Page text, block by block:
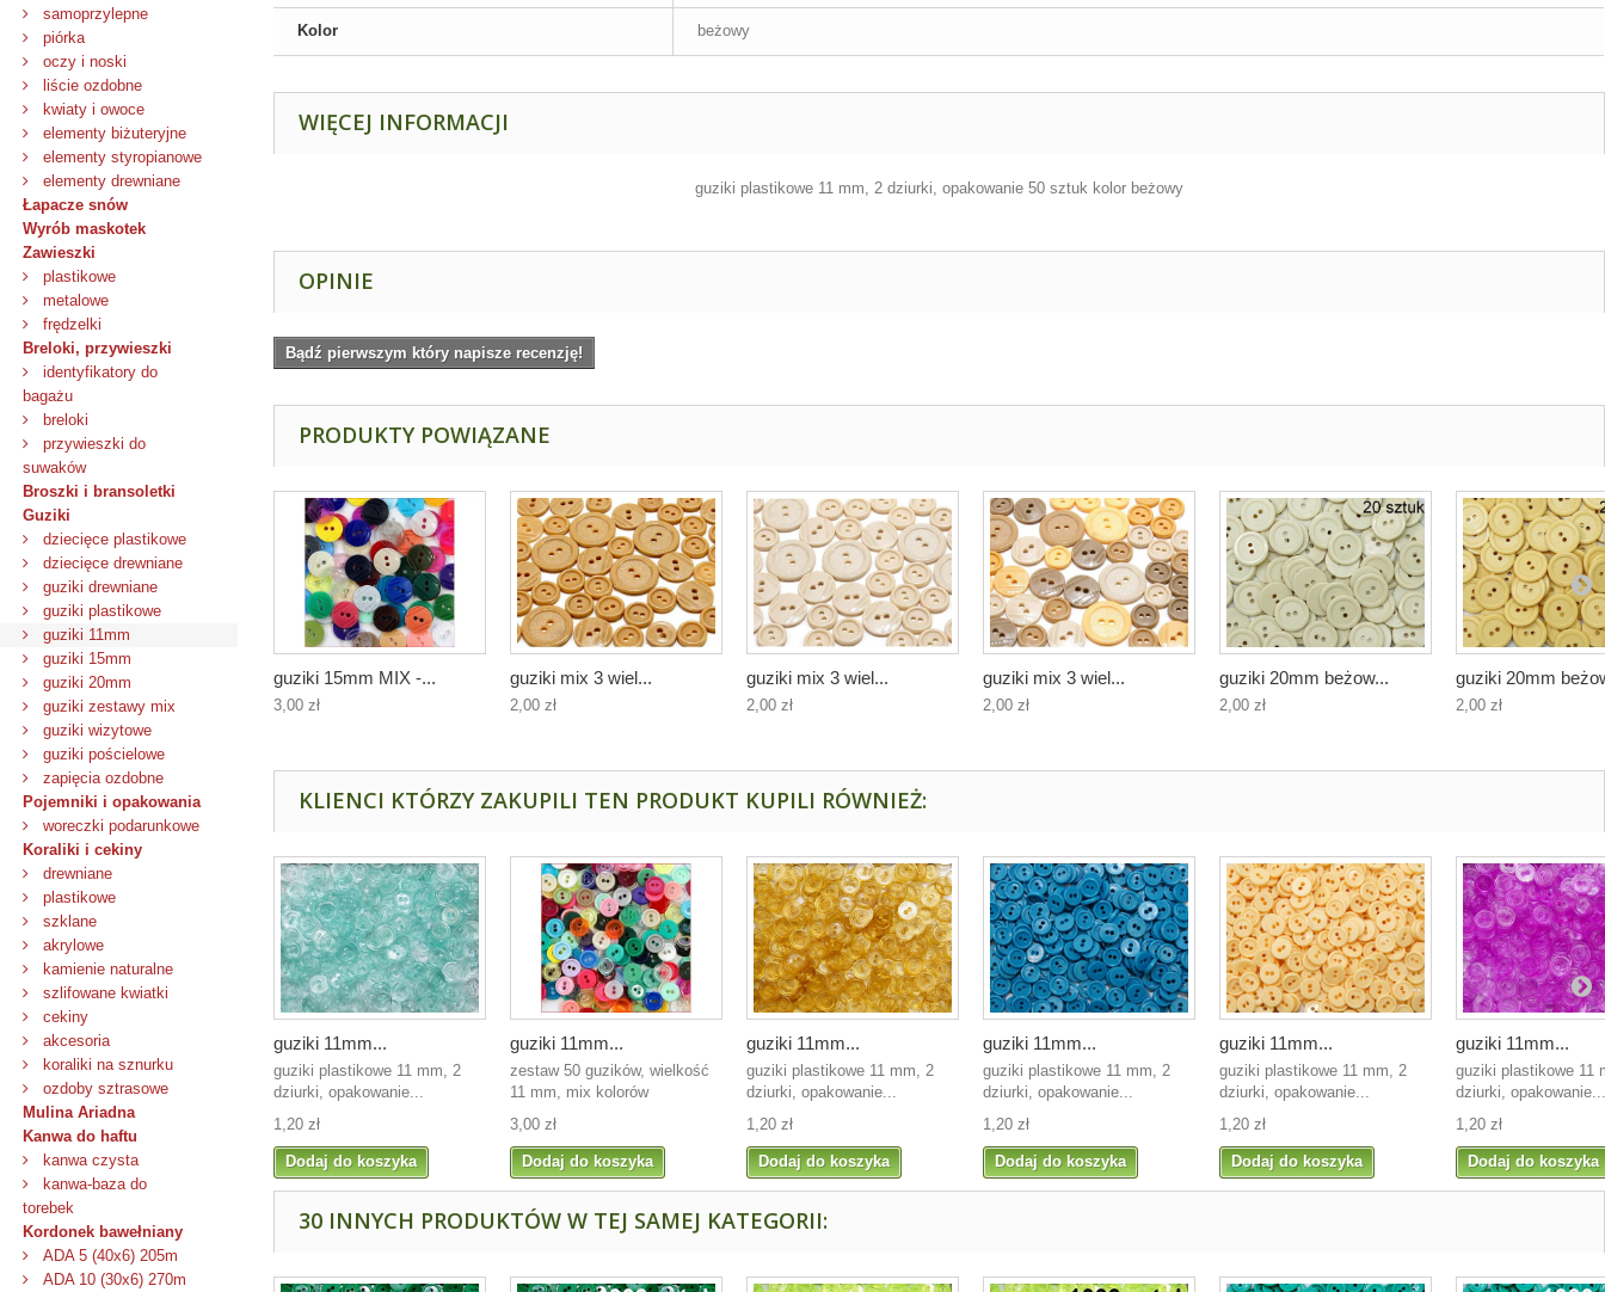
samoprzylepne
piórka
oczy i noski
liście ozdobne
kwiaty i owoce
elementy biżuteryjne
elementy styropianowe
elementy drewniane
Łapacze snów
Wyrób maskotek
Zawieszki
plastikowe
metalowe
frędzelki
Breloki, przywieszki
identyfikatory do
bagażu
breloki
przywieszki do
suwaków
Broszki i bransoletki
Guziki
dziecięce plastikowe
dziecięce drewniane
guziki drewniane
guziki plastikowe
guziki 11mm
guziki 15mm
guziki 20mm
guziki zestawy mix
guziki wizytowe
guziki pościelowe
zapięcia ozdobne
Pojemniki i opakowania
woreczki podarunkowe
Koraliki i cekiny
drewniane
plastikowe
szklane
akrylowe
kamienie naturalne
szlifowane kwiatki
cekiny
akcesoria
koraliki na sznurku
ozdoby sztrasowe
Mulina Ariadna
Kanwa do haftu
kanwa czysta
kanwa-baza do
torebek
Kordonek bawełniany
ADA 5 (40x6) 205m
ADA 10 (30x6) 270m
Kolor beżowy
WIĘCEJ INFORMACJI
guziki plastikowe 11 mm, 2 dziurki, opakowanie 50 sztuk kolor beżowy
OPINIE
Bądź pierwszym który napisze recenzję!
PRODUKTY POWIĄZANE
guziki 15mm MIX -...
3,00 zł
guziki mix 3 wiel...
2,00 zł
guziki mix 3 wiel...
2,00 zł
guziki mix 3 wiel...
2,00 zł
guziki 20mm beżow...
2,00 zł
guziki 20mm
2,00 zł
KLIENCI KTÓRZY ZAKUPILI TEN PRODUKT KUPILI RÓWNIEŻ:
guziki 11mm...
guziki plastikowe 11 mm, 2
dziurki, opakowanie...
1,20 zł
Dodaj do koszyka
guziki 11mm...
zestaw 50 guzików, wielkość
11 mm, mix kolorów
3,00 zł
Dodaj do koszyka
guziki 11mm...
guziki plastikowe 11 mm, 2
dziurki, opakowanie...
1,20 zł
Dodaj do koszyka
guziki 11mm...
guziki plastikowe 11 mm, 2
dziurki, opakowanie...
1,20 zł
Dodaj do koszyka
guziki 11mm...
guziki plastikowe 11 mm, 2
dziurki, opakowanie...
1,20 zł
Dodaj do koszyka
guziki 11mm...
guziki plastikowe 11
dziurki, opakowanie...
1,20 zł
Dodaj do koszyka
30 INNYCH PRODUKTÓW W TEJ SAMEJ KATEGORII: